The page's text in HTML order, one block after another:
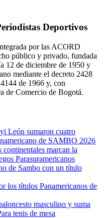
Deportivos
por las ACORD
público y privado, fundada
12 de diciembre de 1950 y
mediante el decreto 2428
de 1966 y, con
de Comercio de Bogotá.
León sumaron cuatro
de SAMBO 2026
marcan la
Parasuramericanos
de Sambo con un título
los títulos Panamericanos de
masculino y suma
tenis de mesa